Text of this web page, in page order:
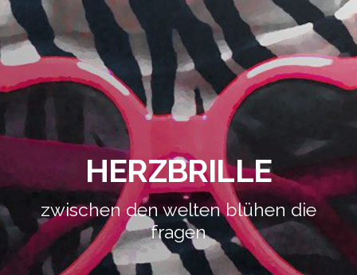
HERZBRILLE
zwischen den welten blühen die
fragen